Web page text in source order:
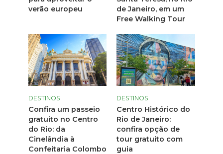
verão europeu
de Janeiro, em um
Free Walking Tour
DESTINOS
Confira um passeio
gratuito no Centro
do Rio: da
Cinelândia à
Confeitaria Colombo
DESTINOS
Centro Histórico do
Rio de Janeiro:
confira opção de
tour gratuito com
guia